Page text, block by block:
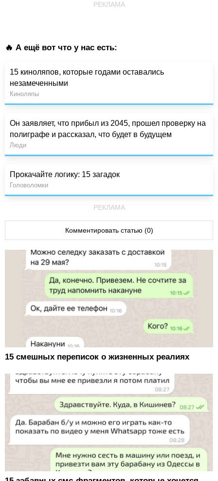
РЕКЛАМА
🔥 А ещё вот что у нас есть:
15 киноляпов, которые годами оставались
незамеченными
Киноляпы
Он заявляет, что прибыл из 2045, прошел проверку на
полиграфе и рассказал, что будет в будущем
Люди
Прокачайте логику: 15 загадок
Головоломки
РЕКЛАМА
Комментировать статью (0)
15 смешных переписок о жизненных реалиях